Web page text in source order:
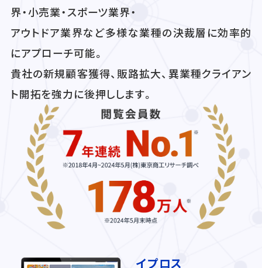
界・小売業・スポーツ業界・
アウトドア業界など多様な業種の決裁層に効率的
にアプローチ可能。
貴社の新規顧客獲得、販路拡大、異業種クライアン
ト開拓を強力に後押しします。
イプロス